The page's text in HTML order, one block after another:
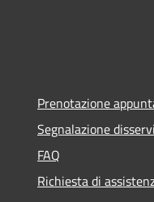
Prenotazione
Segnalazione
FAQ
Richiesta di